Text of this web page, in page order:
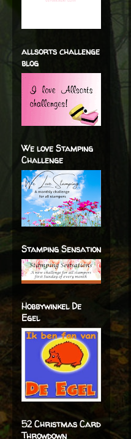
allsorts challenge
blog
We love Stamping
Challenge
Stamping Sensation
Hobbywinkel De
Egel
52 Christmas Card
Throwdown